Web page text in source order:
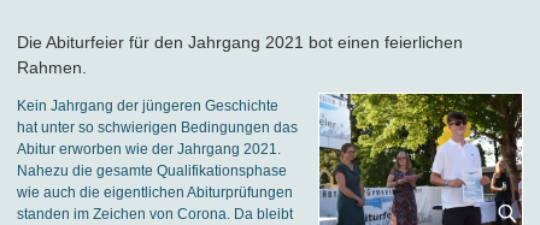
Die Abiturfeier für den Jahrgang 2021 bot einen feierlichen
Rahmen.
Kein Jahrgang der jüngeren Geschichte
hat unter so schwierigen Bedingungen das
Abitur erworben wie der Jahrgang 2021.
Nahezu die gesamte Qualifikationsphase
wie auch die eigentlichen Abiturprüfungen
standen im Zeichen von Corona. Da bleibt